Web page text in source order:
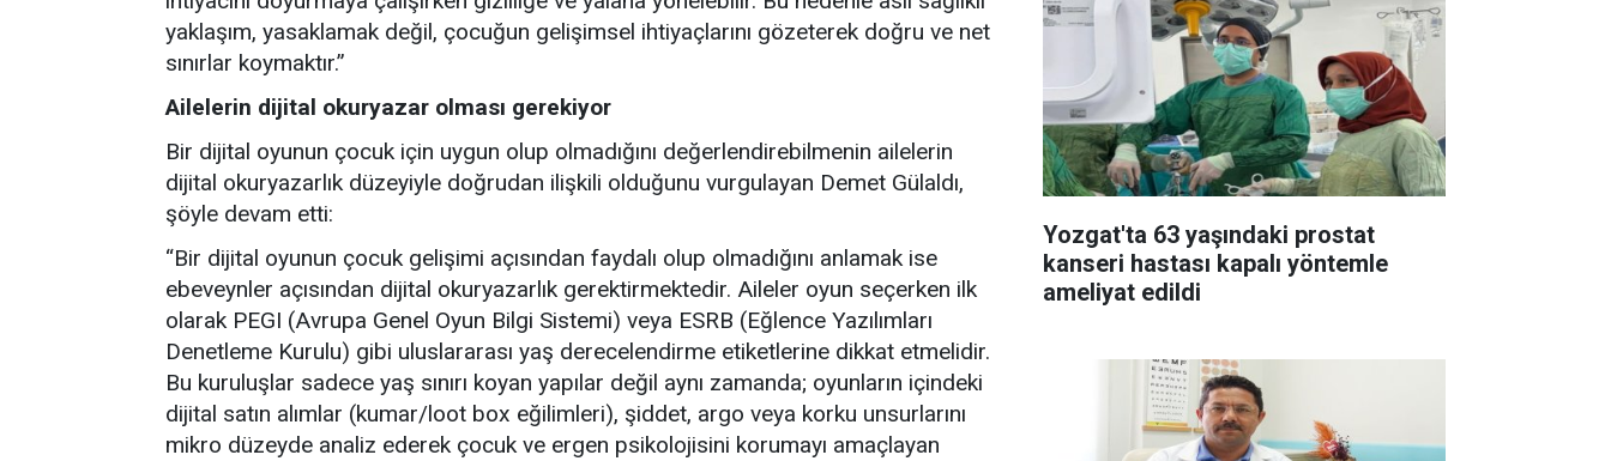
yaklaşım, yasaklamak değil, çocuğun gelişimsel ihtiyaçlarını gözeterek doğru ve net
sınırlar koymaktır.”
Ailelerin dijital okuryazar olması gerekiyor
Bir dijital oyunun çocuk için uygun olup olmadığını değerlendirebilmenin ailelerin
dijital okuryazarlık düzeyiyle doğrudan ilişkili olduğunu vurgulayan Demet Gülaldı,
şöyle devam etti:
“Bir dijital oyunun çocuk gelişimi açısından faydalı olup olmadığını anlamak ise
ebeveynler açısından dijital okuryazarlık gerektirmektedir. Aileler oyun seçerken ilk
olarak PEGI (Avrupa Genel Oyun Bilgi Sistemi) veya ESRB (Eğlence Yazılımları
Denetleme Kurulu) gibi uluslararası yaş derecelendirme etiketlerine dikkat etmelidir.
Bu kuruluşlar sadece yaş sınırı koyan yapılar değil aynı zamanda; oyunların içindeki
dijital satın alımlar (kumar/loot box eğilimleri), şiddet, argo veya korku unsurlarını
mikro düzeyde analiz ederek çocuk ve ergen psikolojisini korumayı amaçlayan
Yozgat'ta 63 yaşındaki prostat
kanseri hastası kapalı yöntemle
ameliyat edildi